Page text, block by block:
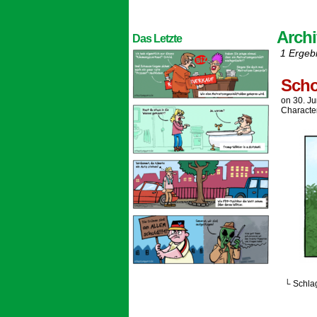
Das Letzte
1
on 30.
└